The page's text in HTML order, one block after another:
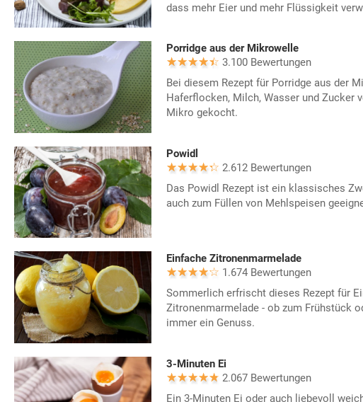
dass mehr Eier und mehr Flüssigkeit
Porridge aus der Mikrowelle
3.100 Bewertungen
Bei diesem Rezept für Porridge aus der
Haferflocken, Milch, Wasser und Zucker
Mikro gekocht.
Powidl
2.612 Bewertungen
Das Powidl Rezept ist ein klassisches
auch zum Füllen von Mehlspeisen
Einfache Zitronenmarmelade
1.674 Bewertungen
Sommerlich erfrischt dieses Rezept für
Zitronenmarmelade - ob zum Frühstück
immer ein Genuss.
3-Minuten Ei
2.067 Bewertungen
Ein 3-Minuten Ei oder auch liebevoll